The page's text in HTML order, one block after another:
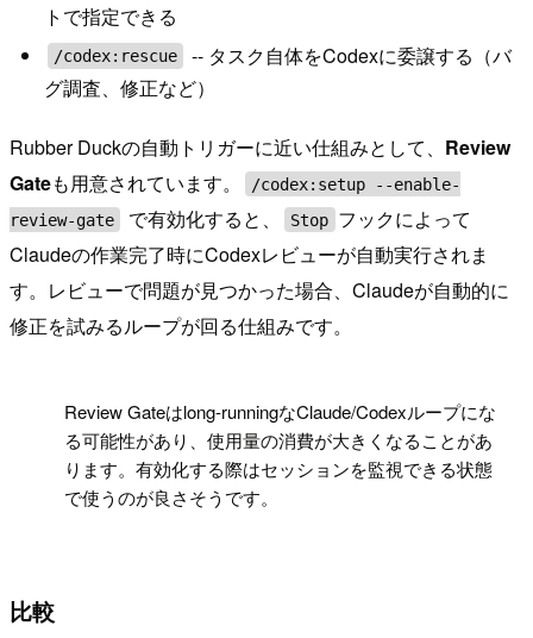
トで指定できる
/codex:rescue
-- タスク自体をCodexに委譲する（バ
グ調査、修正など）
Rubber Duckの自動トリガーに近い仕組みとして、 Review
Gateも用意されています。
/codex:setup --enable-
review-gate
で有効化すると、 Stop フックによって
Claudeの作業完了時にCodexレビューが自動実行されま
す。レビューで問題が見つかった場合、Claudeが自動的に
修正を試みるループが回る仕組みです。
Review Gateはlong-runningなClaude/Codexループにな
る可能性があり、使用量の消費が大きくなることがあ
ります。有効化する際はセッションを監視できる状態
で使うのが良さそうです。
比較